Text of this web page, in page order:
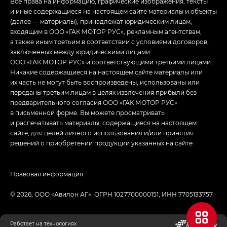
и иные содержащиеся на настоящем сайте материалы и объекты
(далее — материалы), принадлежат юридическим лицам,
входящим в ООО «ГАК МОТОР РУС», рекламным агентствам,
а также иным третьим в соответствии с условиями договоров,
заключенных между юридическими лицами
ООО «ГАК МОТОР РУС» и соответствующими третьими лицами.
Никакие содержащиеся на настоящем сайте материалы или
их часть не могут быть воспроизведены, использованы или
переданы третьим лицам в целях извлечения прибыли без
предварительного согласия ООО «ГАК МОТОР РУС»
в письменной форме. Вы можете просматривать
и распечатывать материалы, содержащиеся на настоящем
сайте, для целей личного использования и/или принятия
решений о приобретении продукции указанных на сайте.
© 2026, ООО «‎Авилон АГ»‎. ОГРН 1027700000151, ИНН 7705133757
Правовая информация
Работает на технологиях